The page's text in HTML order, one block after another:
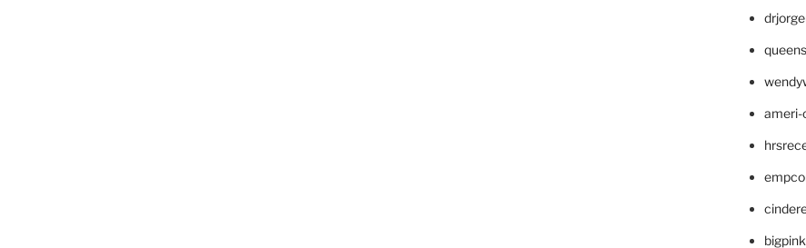
ameri-